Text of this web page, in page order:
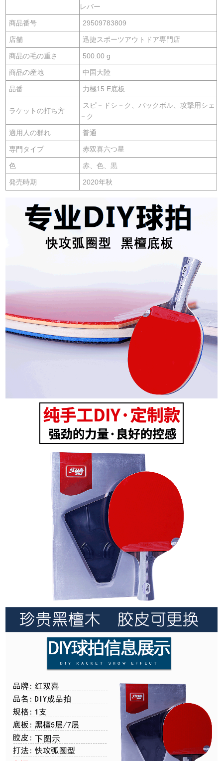
レバー
商品番号 29509783809
店舗 迅捷スポーツアウトドア専門店
商品の毛の重さ 500.00 g
商品の産地 中国大陸
品番 力極15 E底板
ラケットの打ち方
スピ－ドシ－ク、バックボル、攻撃用シェ
－ク
適用人の群れ 普通
専門タイプ 赤双喜六つ星
色 赤、色、黒
発売時期 2020年秋